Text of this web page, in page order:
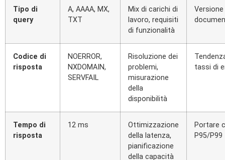
Tipo di
query
A, AAAA, MX,
TXT
Mix di carichi di
lavoro, requisiti
di funzionalità
Versione
Codice di
risposta
NOERROR,
NXDOMAIN,
SERVFAIL
Risoluzione dei
problemi,
misurazione
della
disponibilità
tassi di
Tempo di
risposta
12 ms
Ottimizzazione
della latenza,
pianificazione
della capacità
Portare
P95/P99